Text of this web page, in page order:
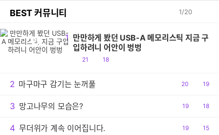
BEST 커뮤니티 1/20
1 만만하게 봤던 USB-A 메모리스틱 지금 구
입하려니 어안이 벙벙
공
21
댓
18
만
2 마구마구 감기는 눈꺼풀
공
20
댓
19
3 망고나무의 모습은?
공
19
댓
18
4 무더위가 계속 이어집니다.
공
19
댓
15